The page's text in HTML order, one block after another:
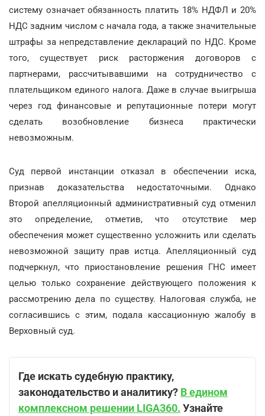
систему означает обязанность платить 18% НДФЛ и 20%
НДС задним числом с начала года, а также значительные
штрафы за непредставление деклараций по НДС. Кроме
того, существует риск расторжения договоров с
партнерами, рассчитывавшими на сотрудничество с
плательщиком единого налога. Даже в случае выигрыша
через год финансовые и репутационные потери могут
сделать возобновление бизнеса практически
невозможным.
Суд первой инстанции отказал в обеспечении иска,
признав доказательства недостаточными. Однако
Второй апелляционный административный суд отменил
это определение, отметив, что отсутствие мер
обеспечения может существенно усложнить или сделать
невозможной защиту прав истца. Апелляционный суд
подчеркнул, что приостановление решения ГНС имеет
целью только сохранение действующего положения к
рассмотрению дела по существу. Налоговая служба, не
согласившись с этим, подала кассационную жалобу в
Верховный суд.
Где искать судебную практику,
законодательство и аналитику? В едином
комплексном решении LIGA360. Узнайте